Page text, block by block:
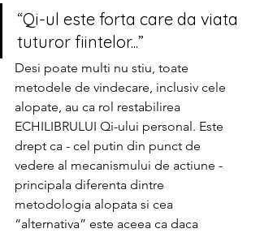
“Qi-ul este forta care da viata
tuturor fiintelor...”
Desi poate multi nu stiu, toate
metodele de vindecare, inclusiv cele
alopate, au ca rol restabilirea
ECHILIBRULUI Qi-ului personal. Este
drept ca - cel putin din punct de
vedere al mecanismului de actiune -
principala diferenta dintre
metodologia alopata si cea
“alternativa” este aceea ca daca